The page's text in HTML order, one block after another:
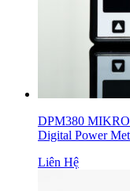
DPM380
Digital Power
Liên Hệ